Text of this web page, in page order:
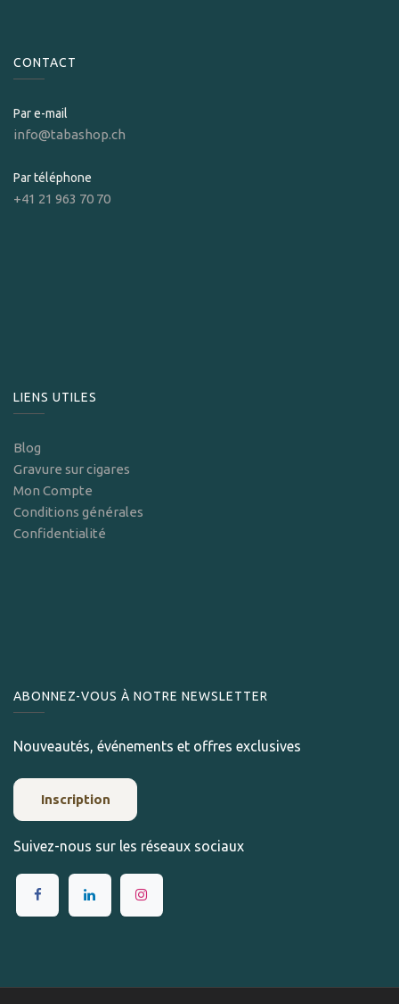
CONTACT
Par e-mail
info@tabashop.ch
Par téléphone
+41 21 963 70 70
LIENS UTILES
Blog
Gravure sur cigares
Mon Compte
Conditions générales
Confidentialité
ABONNEZ-VOUS À NOTRE NEWSLETTER
Nouveautés, événements et offres exclusives
Inscription
Suivez-nous sur les réseaux sociaux